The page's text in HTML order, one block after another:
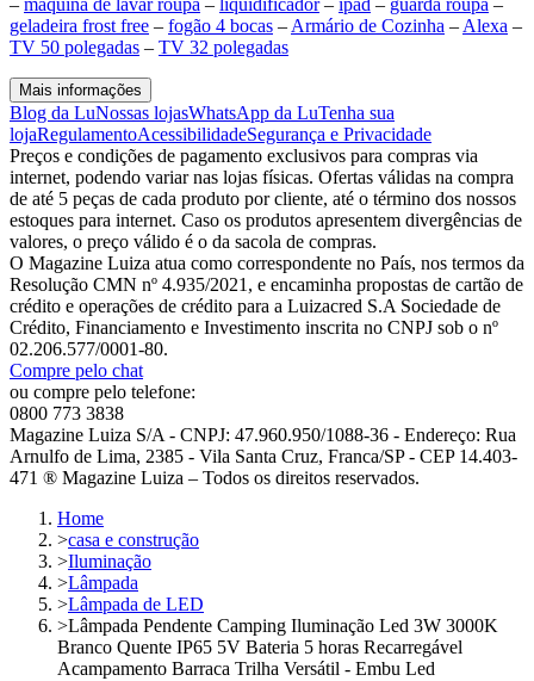
– maquina de lavar roupa – liquidificador– ipad – guarda roupa –
geladeira frost free – fogão 4 bocas – Armário de Cozinha – Alexa –
TV 50 polegadas – TV 32 polegadas
Mais informações
Blog da LuNossas lojasWhatsApp da LuTenha sua
lojaRegulamentoAcessibilidadeSegurança e Privacidade
Preços e condições de pagamento exclusivos para compras via
internet, podendo variar nas lojas físicas. Ofertas válidas na compra
de até 5 peças de cada produto por cliente, até o término dos nossos
estoques para internet. Caso os produtos apresentem divergências de
valores, o preço válido é o da sacola de compras.
O Magazine Luiza atua como correspondente no País, nos termos da
Resolução CMN nº 4.935/2021, e encaminha propostas de cartão de
crédito e operações de crédito para a Luizacred S.A Sociedade de
Crédito, Financiamento e Investimento inscrita no CNPJ sob o nº
02.206.577/0001-80.
Compre pelo chat
ou compre pelo telefone:
0800 773 3838
Magazine Luiza S/A - CNPJ: 47.960.950/1088-36 - Endereço: Rua
Arnulfo de Lima, 2385 - Vila Santa Cruz, Franca/SP - CEP 14.403-
471 ® Magazine Luiza – Todos os direitos reservados.
Home
>casa e construção
>Iluminação
>Lâmpada
>Lâmpada de LED
>Lâmpada Pendente Camping Iluminação Led 3W 3000K
Branco Quente IP65 5V Bateria 5 horas Recarregável
Acampamento Barraca Trilha Versátil - Embu Led